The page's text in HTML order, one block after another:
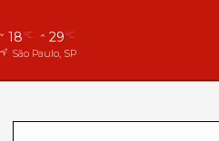
18°C 29°C
São Paulo, SP